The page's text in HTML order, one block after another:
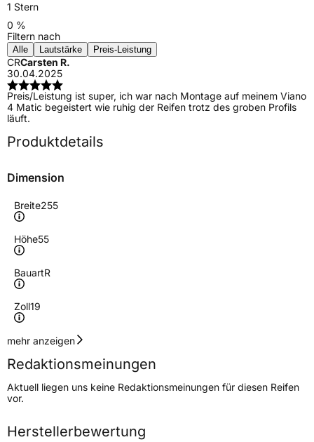
1 Stern
0 %
Filtern nach
Alle Lautstärke Preis-Leistung
CRCarsten R.
30.04.2025
Preis/Leistung ist super, ich war nach Montage auf meinem Viano
4 Matic begeistert wie ruhig der Reifen trotz des groben Profils
läuft.
Produktdetails
Dimension
Breite255
Höhe55
BauartR
Zoll19
Geschwindigkeitsindex
Höchstgeschwindigkeit
210 km/h
Lastindex111
Höchstlast1090 kg
mehr anzeigen
Redaktionsmeinungen
Aktuell liegen uns keine Redaktionsmeinungen für diesen Reifen
vor.
Herstellerbewertung